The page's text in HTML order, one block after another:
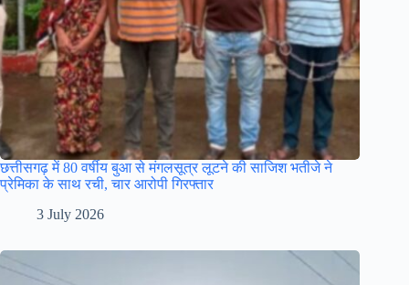
छत्तीसगढ़ में 80 वर्षीय बुआ से मंगलसूत्र लूटने की साजिश भतीजे ने
प्रेमिका के साथ रची, चार आरोपी गिरफ्तार
3 July 2026